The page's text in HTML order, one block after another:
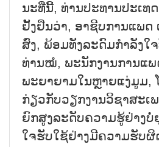
ນະທີ່ນີ້, ທ່ານປະທານປະເທ
ຢັ້ງຢືນວ່າ, ອາຊີບການແພດ
ສົ່ງ, ພ້ອມທັງລະດົມກຳລັງໃ
ທ່ານໝໍ, ພະນັກງານການແພ
ພະຍາຍາມໃນຫຼາຍແງ່ມູມ,
ກ່ຽວກັບວຽກງານວິຊາສະເ
ຍົກສູງລະດັບຄວາມຮູ້ຢ່າງບໍ່
ໃຈຮັບໃຊ້ຢ່າງມີຄວາມຮັບຜິ